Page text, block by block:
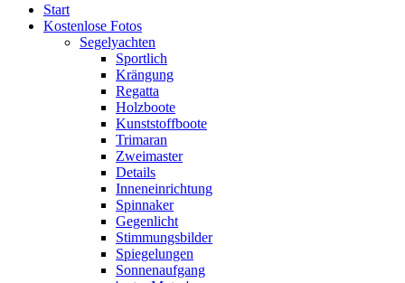
Start
Kostenlose Fotos
Segelyachten
Sportlich
Krängung
Regatta
Holzboote
Kunststoffboote
Trimaran
Zweimaster
Details
Inneneinrichtung
Spinnaker
Gegenlicht
Stimmungsbilder
Spiegelungen
Sonnenaufgang